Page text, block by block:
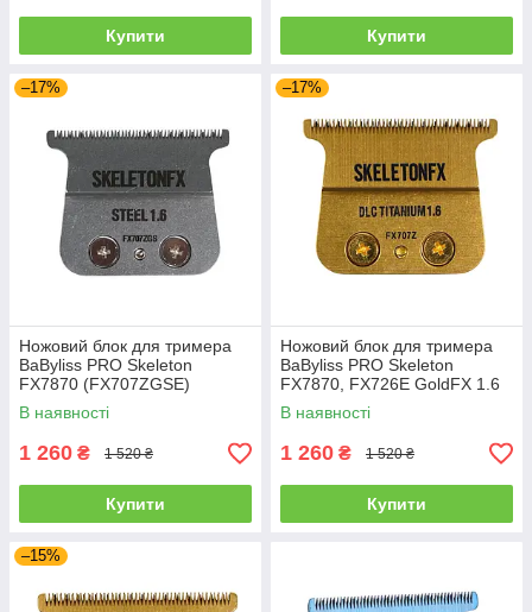
Купити Купити
–17%
Ножовий блок для тримера
BaByliss PRO Skeleton
FX7870 (FX707ZGSE)
В наявності
1 260 ₴ 1 520 ₴
Купити
–17%
Ножовий блок для тримера
BaByliss PRO Skeleton
FX7870, FX726E GoldFX 1.6
(FX707ZE)
В наявності
1 260 ₴ 1 520 ₴
Купити
–15%